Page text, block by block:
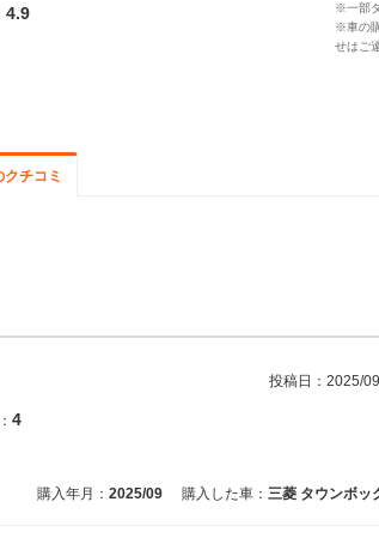
4.9
※一部
※車の
せはご
クチコミ
投稿日： 2025/
4
購入年月： 2025/09 購入した車： 三菱 タウンボッ